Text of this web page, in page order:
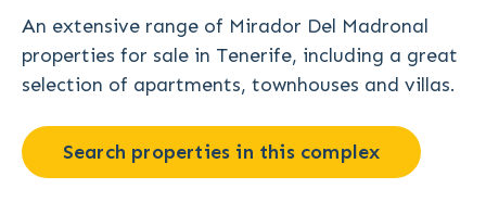
An extensive range of Mirador Del Madronal
properties for sale in Tenerife, including a great
selection of apartments, townhouses and villas.
Search properties in this complex